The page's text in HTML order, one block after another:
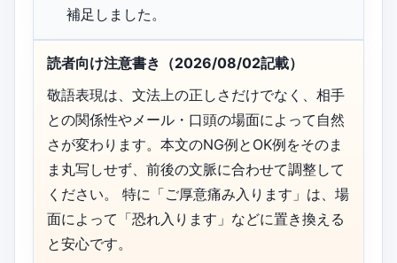
補足しました。
読者向け注意書き（2026/08/02記載）
敬語表現は、文法上の正しさだけでなく、相手
との関係性やメール・口頭の場面によって自然
さが変わります。本文のNG例とOK例をそのま
ま丸写しせず、前後の文脈に合わせて調整して
ください。 特に「ご厚意痛み入ります」は、場
面によって「恐れ入ります」などに置き換える
と安心です。